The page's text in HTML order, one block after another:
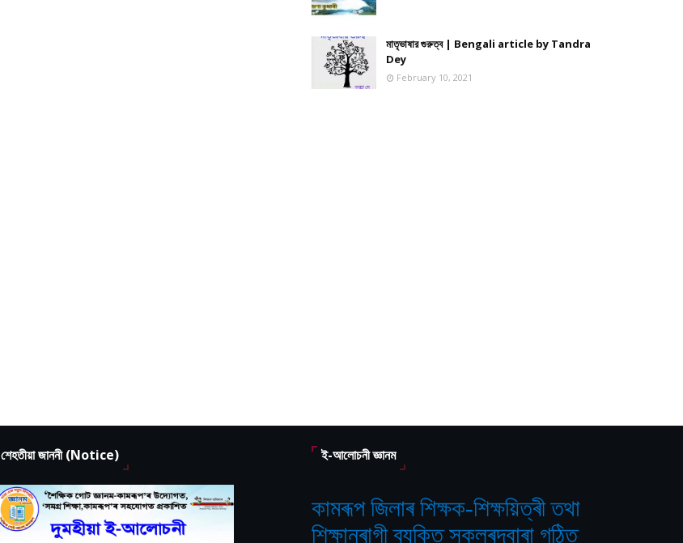
মাতৃভাষার গুরুত্ব | Bengali article by Tandra
Dey
February 10, 2021
শেহতীয়া জাননী (Notice) ই-আলোচনী জ্ঞানম
কামৰূপ জিলাৰ শিক্ষক-শিক্ষয়িত্ৰী তথা
শিক্ষানুৰাগী ব্যক্তি সকলৰদ্বাৰা গঠিত